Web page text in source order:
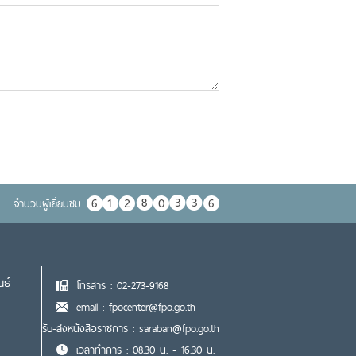
จำนวนผู้เยื่ยมชม
ธ์
โทรสาร : 02-273-9168
email : fpocenter@fpo.go.th
รับ-ส่งหนังสือราชการ : saraban@fpo.go.th
เวลาทำการ : 08.30 น. - 16.30 น.